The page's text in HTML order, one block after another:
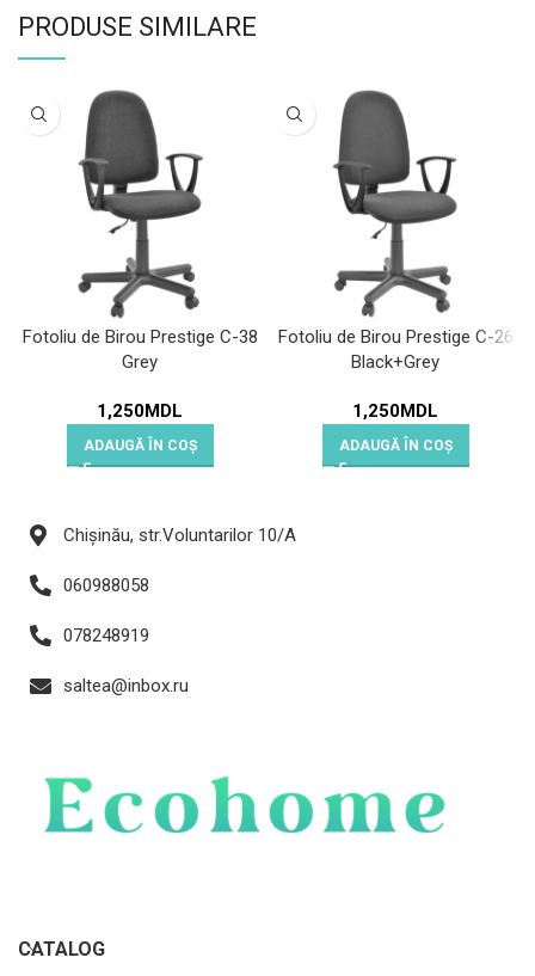
PRODUSE SIMILARE
Fotoliu de Birou Prestige C-38
Grey
1,250MDL
ADAUGĂ ÎN COȘ
Fotoliu de Birou Prestige C-26
Black+Grey
1,250MDL
ADAUGĂ ÎN COȘ
Chișinău, str.Voluntarilor 10/A
060988058
078248919
saltea@inbox.ru
CATALOG